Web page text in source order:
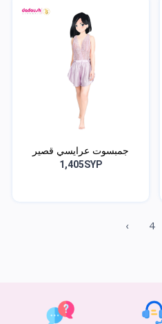
جمبسوت عرايسي قصير
1,405SYP
4
›